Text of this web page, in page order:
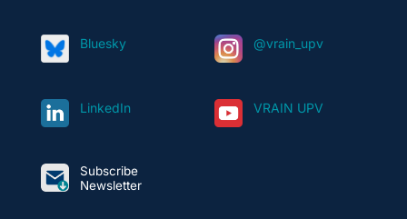
Bluesky @vrain_upv
LinkedIn VRAIN UPV
Subscribe
Newsletter